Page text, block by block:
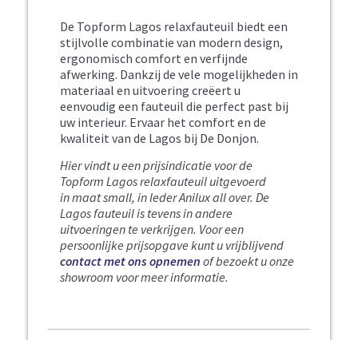
De Topform Lagos relaxfauteuil biedt een
stijlvolle combinatie van modern design,
ergonomisch comfort en verfijnde
afwerking. Dankzij de vele mogelijkheden in
materiaal en uitvoering creëert u
eenvoudig een fauteuil die perfect past bij
uw interieur. Ervaar het comfort en de
kwaliteit van de Lagos bij De Donjon.
Hier vindt u een prijsindicatie voor de
Topform Lagos relaxfauteuil uitgevoerd
inmaat small, in leder Anilux all over. De
Lagos fauteuil is tevens in andere
uitvoeringen te verkrijgen. Voor een
persoonlijke prijsopgave kunt u vrijblijvend
contact met ons opnemen of bezoekt u onze
showroom voor meer informatie.